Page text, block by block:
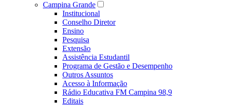
Campina Grande
Institucional
Conselho Diretor
Ensino
Pesquisa
Extensão
Assistência Estudantil
Programa de Gestão e Desempenho
Outros Assuntos
Acesso à Informação
Rádio Educativa FM Campina 98,9
Editais